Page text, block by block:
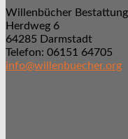
Willenbücher
Herdweg 6
64285 Darmstadt
Telefon: 06151 64705
info@willenbuecher.org